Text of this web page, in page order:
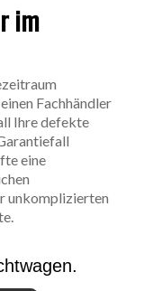
im
Fachhändler
Ihre defekte
eine
unkomplizierten